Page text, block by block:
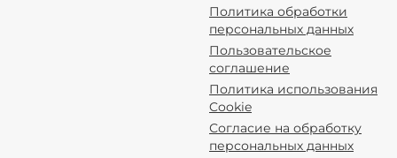
Политика обработки
персональных данных
Пользовательское
соглашение
Политика использования
Cookie
Согласие на обработку
персональных данных